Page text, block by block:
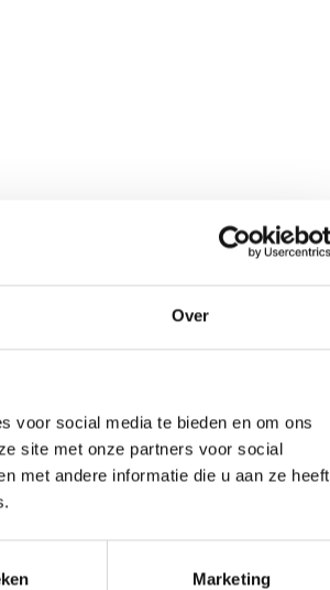
Over
voor social media te bieden en om ons
site met onze partners voor social
met andere informatie die u aan ze heeft
Marketing